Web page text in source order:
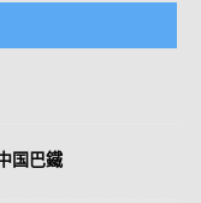
国巴鐵